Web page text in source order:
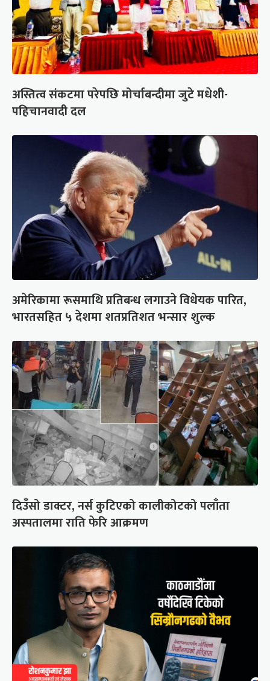
अस्तित्व संकटमा परेपछि मोर्चाबन्दीमा जुटे मधेशी-
पहिचानवादी दल
अमेरिकामा रूसमाथि प्रतिबन्ध लगाउने विधेयक पारित,
भारतसहित ५ देशमा शतप्रतिशत भन्सार शुल्क
दिउँसो डाक्टर, नर्स कुटिएको कालीकोटको पलाँता
अस्पतालमा राति फेरि आक्रमण